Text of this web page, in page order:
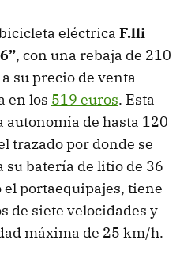
eléctrica F.lli
, con una rebaja de 210
su precio de venta
en los 519 euros. Esta
autonomía de hasta 120
trazado por donde se
su batería de litio de 36
portaequipajes, tiene
de siete velocidades y
máxima de 25 km/h.